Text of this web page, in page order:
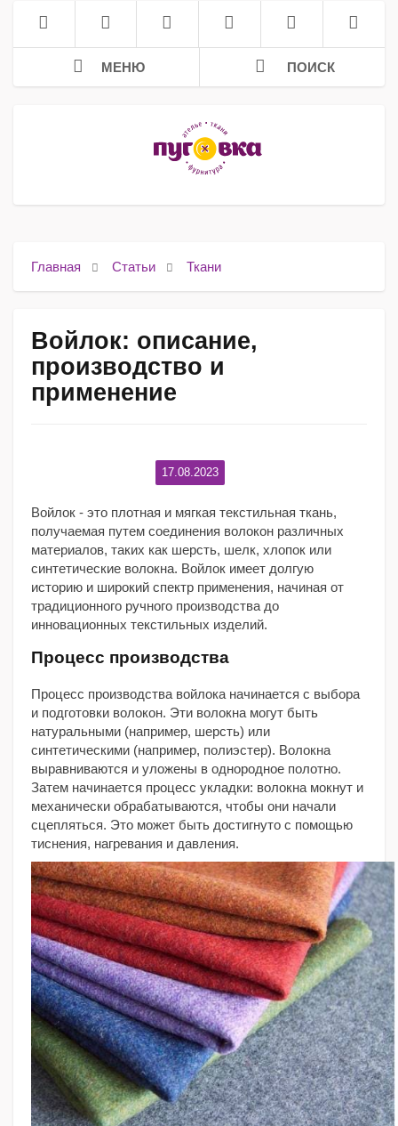
МЕНЮ ПОИСК
Главная Статьи Ткани
Войлок: описание,
производство и
применение
17.08.2023
Войлок - это плотная и мягкая текстильная ткань,
получаемая путем соединения волокон различных
материалов, таких как шерсть, шелк, хлопок или
синтетические волокна. Войлок имеет долгую
историю и широкий спектр применения, начиная от
традиционного ручного производства до
инновационных текстильных изделий.
Процесс производства
Процесс производства войлока начинается с выбора
и подготовки волокон. Эти волокна могут быть
натуральными (например, шерсть) или
синтетическими (например, полиэстер). Волокна
выравниваются и уложены в однородное полотно.
Затем начинается процесс укладки: волокна мокнут и
механически обрабатываются, чтобы они начали
сцепляться. Это может быть достигнуто с помощью
тиснения, нагревания и давления.